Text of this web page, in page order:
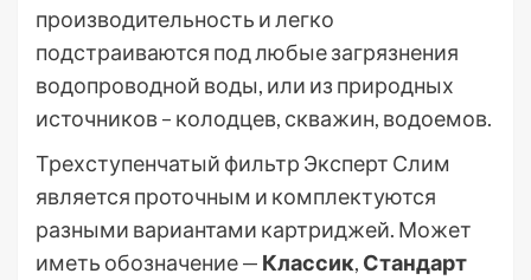
производительность и легко
подстраиваются под любые загрязнения
водопроводной воды, или из природных
источников – колодцев, скважин, водоемов.
Трехступенчатый фильтр Эксперт Слим
является проточным и комплектуются
разными вариантами картриджей. Может
иметь обозначение — Классик, Стандарт